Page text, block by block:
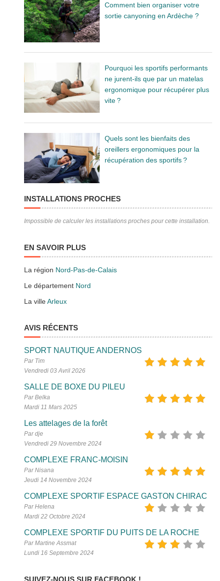
Comment bien organiser votre
sortie canyoning en Ardèche ?
Pourquoi les sportifs performants
ne jurent-ils que par un matelas
ergonomique pour récupérer plus
vite ?
Quels sont les bienfaits des
oreillers ergonomiques pour la
récupération des sportifs ?
INSTALLATIONS PROCHES
Impossible de calculer les installations proches pour cette installation.
EN SAVOIR PLUS
La région Nord-Pas-de-Calais
Le département Nord
La villeArleux
AVIS RÉCENTS
SPORT NAUTIQUE ANDERNOS
Par Tim
Vendredi 03 Avril 2026
SALLE DE BOXE DU PILEU
Par Belka
Mardi 11 Mars 2025
Les attelages de la forêt
Par dje
Vendredi 29 Novembre 2024
COMPLEXE FRANC-MOISIN
Par Nisana
Jeudi 14 Novembre 2024
COMPLEXE SPORTIF ESPACE GASTON CHIRAC
Par Helena
Mardi 22 Octobre 2024
COMPLEXE SPORTIF DU PUITS DE LA ROCHE
Par Martine Assmat
Lundi 16 Septembre 2024